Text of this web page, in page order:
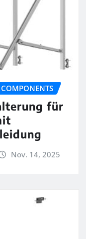
für
Nov. 14, 2025